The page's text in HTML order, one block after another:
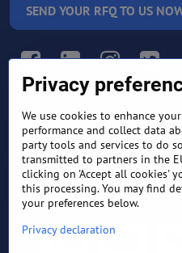
SEND YOUR RFQ TO US
TERMS AND CONDITIONS
FREQUENTLY ASKED
QUESTIONS
Privacy
We use cookies to enhance
performance and collect data
party tools and services to do
transmitted to partners in the
clicking on 'Accept all cookies'
this processing. You may find
your preferences below.
Privacy declaration